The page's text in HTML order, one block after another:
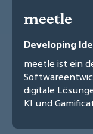
meetle
Developing
meetle ist ein
digitale
KI und